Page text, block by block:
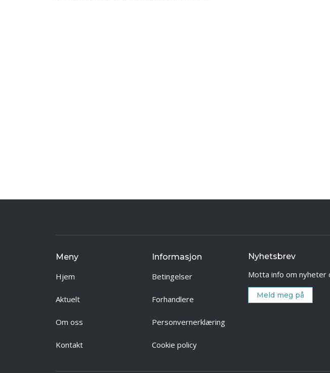
Meny
Hjem
Aktuelt
Om oss
Kontakt
Informasjon
Betingelser
Forhandlere
Personvernerklæring
Cookie policy
Nyhetsbrev
Motta info om nyheter
Meld meg på